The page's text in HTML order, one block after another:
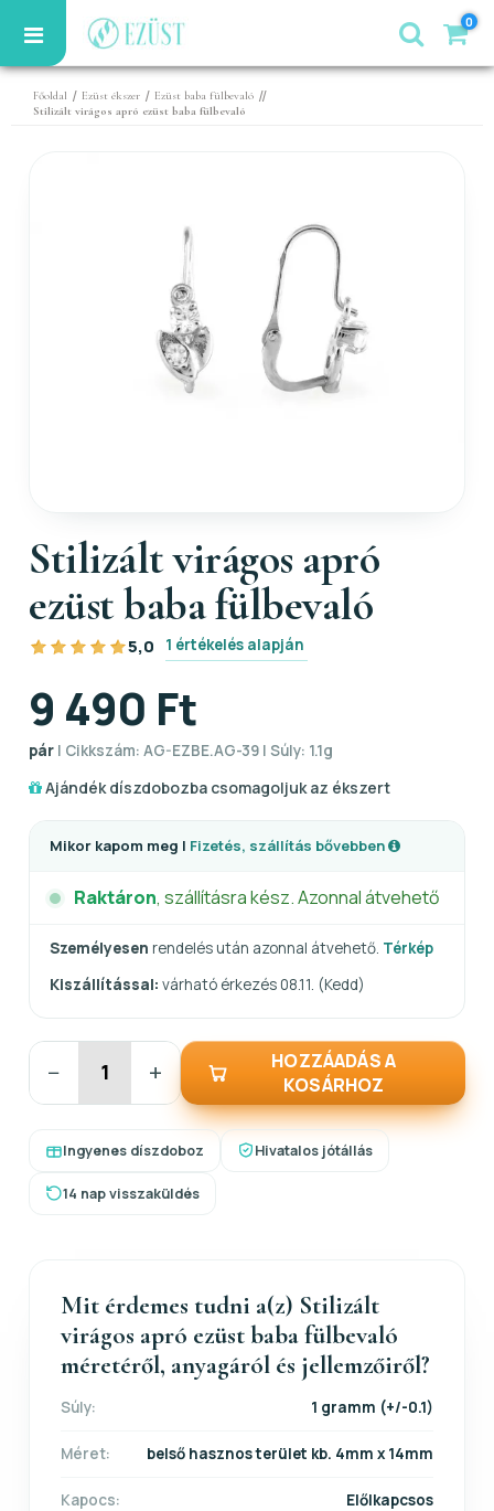
0
Főoldal / Ezüst ékszer / Ezüst baba fülbevaló //
Stilizált virágos apró ezüst baba fülbevaló
Stilizált virágos apró
ezüst baba fülbevaló
5,0 1 értékelés alapján
9 490 Ft
pár | Cikkszám: AG-EZBE.AG-39 | Súly: 1.1g
Ajándék díszdobozba csomagoljuk az ékszert
Mikor kapom meg | Fizetés, szállítás bővebben
Raktáron, szállításra kész. Azonnal átvehető
Személyesen rendelés után azonnal átvehető. Térkép
Kiszállítással: várható érkezés 08.11. (Kedd)
− +
HOZZÁADÁS A
KOSÁRHOZ
Ingyenes díszdoboz Hivatalos jótállás
14 nap visszaküldés
Mit érdemes tudni a(z) Stilizált
virágos apró ezüst baba fülbevaló
méretéről, anyagáról és jellemzőiről?
Súly: 1 gramm (+/-0.1)
Méret: belső hasznos terület kb. 4mm x 14mm
Kapocs: Előlkapcsos